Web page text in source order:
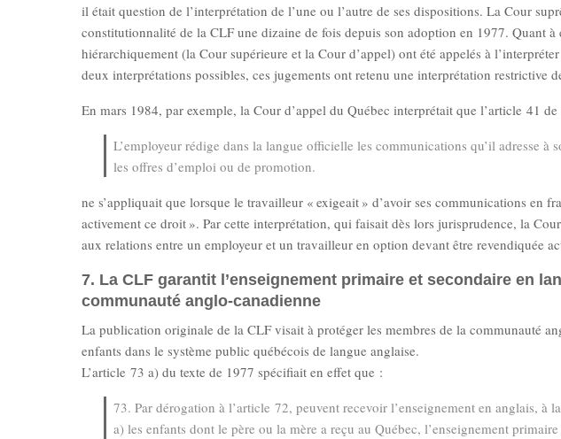
il était question de l’interprétation de l’une ou l’autre de ses dispositions. La Cour
constitutionnalité de la CLF une dizaine de fois depuis son adoption en 1977. Quant
hiérarchiquement (la Cour supérieure et la Cour d’appel) ont été appelés à
deux interprétations possibles, ces jugements ont retenu une interprétation restrictive
En mars 1984, par exemple, la Cour d’appel du Québec interprétait que l’article 41
L’employeur rédige dans la langue officielle les communications qu’il adresse
les offres d’emploi ou de promotion.
ne s’appliquait que lorsque le travailleur « exigeait » d’avoir ses communications en
activement ce droit ». Par cette interprétation, qui faisait dès lors jurisprudence, la
aux relations entre un employeur et un travailleur en option devant être revendiquée
7. La CLF garantit l’enseignement primaire et secondaire en
communauté anglo-canadienne
La publication originale de la CLF visait à protéger les membres de la communauté
enfants dans le système public québécois de langue anglaise.
L’article 73 a) du texte de 1977 spécifiait en effet que :
73. Par dérogation à l’article 72, peuvent recevoir l’enseignement en anglais, à
a) les enfants dont le père ou la mère a reçu au Québec, l’enseignement